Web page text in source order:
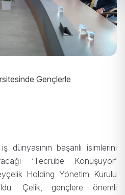
Gençlerle
dünyasının başarılı isimlerini
‘Tecrübe Konuşuyor’
Holding Yönetim Kurulu
Çelik, gençlere önemli